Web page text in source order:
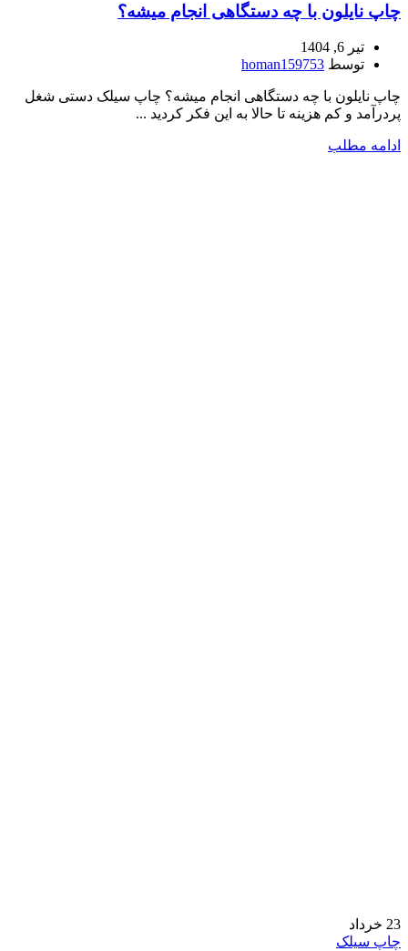
چاپ نایلون با چه دستگاهی انجام میشه؟
تیر 6, 1404
توسط homan159753
چاپ نایلون با چه دستگاهی انجام میشه؟ چاپ سیلک دستی شغل
پردرآمد و کم هزینه تا حالا به این فکر کردید ...
ادامه مطلب
23 خرداد
چاپ سیلک